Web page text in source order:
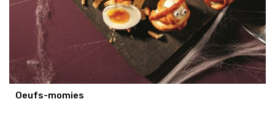
Oeufs-momies